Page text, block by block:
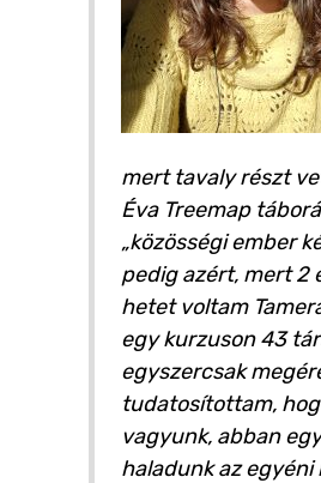
mert tavaly részt
Éva Treemap
„közösségi ember
pedig azért, mert 2
hetet voltam
egy kurzuson 43
egyszercsak
tudatosítottam,
vagyunk, abban
haladunk az egyéni